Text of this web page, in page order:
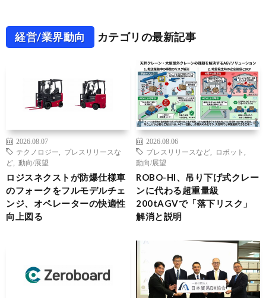
経営/業界動向 カテゴリの最新記事
2026.08.07
テクノロジー
プレスリリースな
ど
動向/展望
ロジスネクストが防爆仕様車
のフォークをフルモデルチェ
ンジ、オペレーターの快適性
向上図る
2026.08.06
プレスリリースなど
ロボット
動向/展望
ROBO-HI、吊り下げ式クレー
ンに代わる超重量級
200tAGVで「落下リスク」
解消と説明